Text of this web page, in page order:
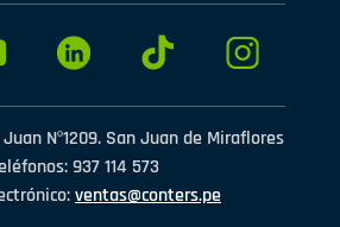
Nº1209. San Juan de Miraflores
937 114 573
ventas@conters.pe